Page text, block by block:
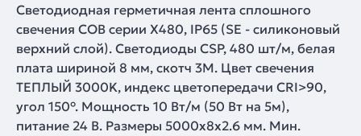
Светодиодная герметичная лента сплошного
свечения COB серии X480, IP65 (SE - силиконовый
верхний слой). Светодиоды CSP, 480 шт/м, белая
плата шириной 8 мм, скотч 3M. Цвет свечения
ТЕПЛЫЙ 3000K, индекс цветопередачи CRI>90,
угол 150°. Мощность 10 Вт/м (50 Вт на 5м),
питание 24 В. Размеры 5000х8х2.6 мм. Мин.